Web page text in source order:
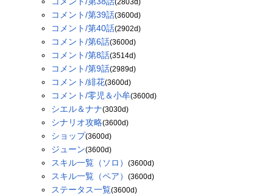
コメント/第39話(3600d)
コメント/第40話(2902d)
コメント/第6話(3600d)
コメント/第8話(3514d)
コメント/第9話(2989d)
コメント/緋花(3600d)
コメント/零児＆小牟(3600d)
シエル＆ナナ(3030d)
シナリオ攻略(3600d)
ショップ(3600d)
ジューン(3600d)
スキル一覧（ソロ）(3600d)
スキル一覧（ペア）(3600d)
ステータス一覧(3600d)